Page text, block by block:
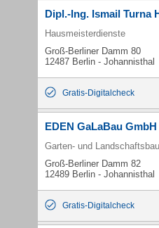
Dipl.-Ing. Ismail Turna
Hausmeisterdienste
Groß-Berliner Damm 80
12487 Berlin - Johannisthal
Gratis-Digitalcheck
EDEN GaLaBau GmbH
Garten- und Landschaftsbau
Groß-Berliner Damm 82
12489 Berlin - Johannisthal
Gratis-Digitalcheck